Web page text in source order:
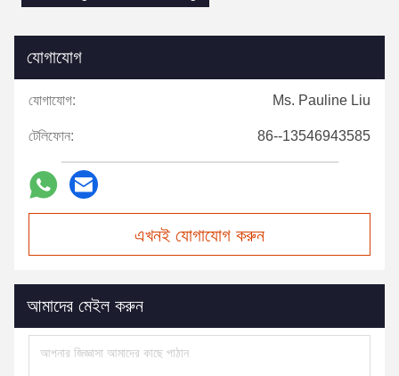
যোগাযোগ
যোগাযোগ: Ms. Pauline Liu
টেলিফোন: 86--13546943585
এখনই যোগাযোগ করুন
আমাদের মেইল করুন